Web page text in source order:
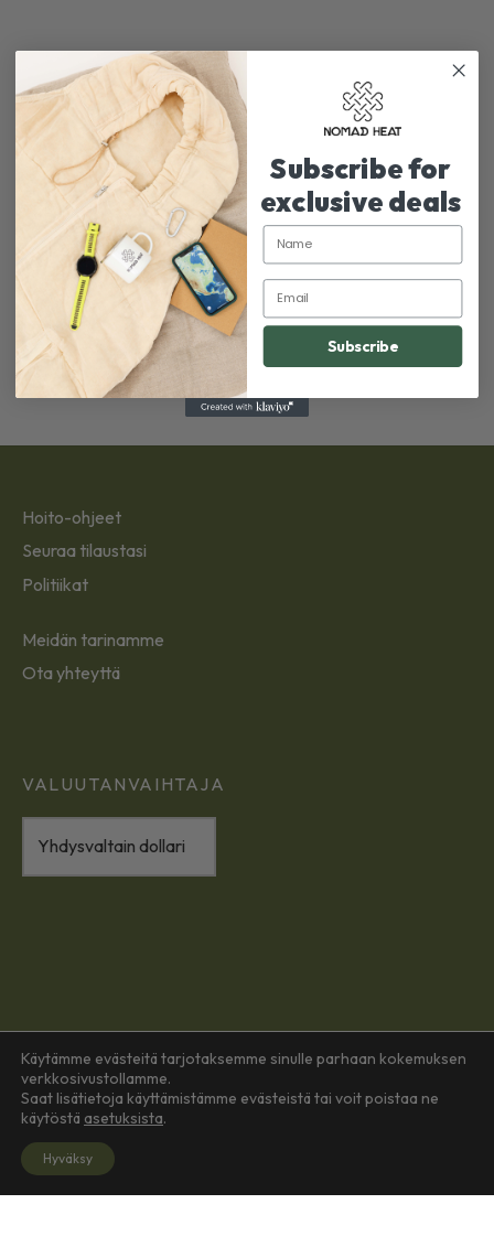
leirintäaluetyynyä
NOMADI ELÄMÄNTAPA
Aloita seikkailusi Nomad Heat's Wool
Sleeping Bag -makuupussin kanssa
Hoito-ohjeet
Seuraa tilaustasi
Politiikat
Meidän tarinamme
Ota yhteyttä
VALUUTANVAIHTAJA
Käytämme evästeitä tarjotaksemme sinulle parhaan kokemuksen
verkkosivustollamme.
Saat lisätietoja käyttämistämme evästeistä tai voit poistaa ne
käytöstä asetuksista.
Hyväksy
Subscribe for
exclusive deals
Name
Email
Subscribe